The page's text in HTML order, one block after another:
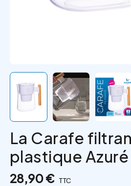
La Carafe
plastique
28,90 € TTC